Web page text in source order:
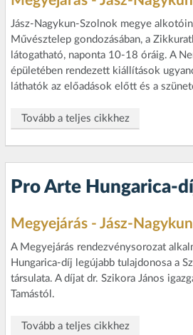
Jász-Nagykun-Szolnok megye
Művésztelep gondozásában, a
látogatható, naponta 10-18 óráig. A
épületében rendezett kiállítások
láthatók az előadások előtt és a
Tovább a teljes cikkhez
Pro Arte Hungarica-
Megyejárás - Jász-
A Megyejárás rendezvénysorozat
Hungarica-díj legújabb tulajdonosa a
társulata. A díjat dr. Szikora János
Tamástól.
Tovább a teljes cikkhez